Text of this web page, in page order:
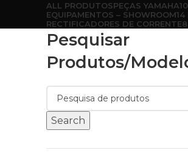
ALL PRODUTOSPEÇAS YAMAHA
EQUIPAMENTOS – SHOWROOM14
RECTIFICADORES DE CORRENTE
Pesquisar
Produtos/
Search